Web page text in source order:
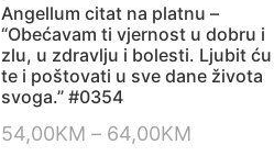
Angellum citat na platnu –
“Obećavam ti vjernost u dobru i
zlu, u zdravlju i bolesti. Ljubit ću
te i poštovati u sve dane života
svoga.” #0354
54,00KM – 64,00KM